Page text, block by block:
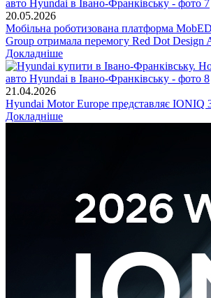
20.05.2026
Мобільна роботизована платформа
Group отримала перемогу Red Dot Design
Докладніше
21.04.2026
Hyundai Motor Europe представляє IONIQ
Докладніше